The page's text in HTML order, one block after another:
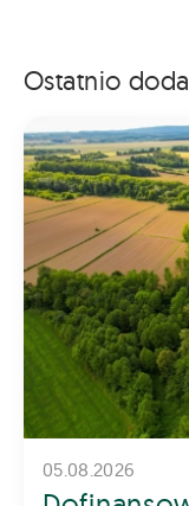
Ostatnio
05.08.2026